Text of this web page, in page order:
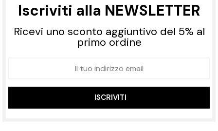
Iscriviti alla NEWSLETTER
Ricevi uno sconto aggiuntivo del 5% al
primo ordine
ISCRIVITI